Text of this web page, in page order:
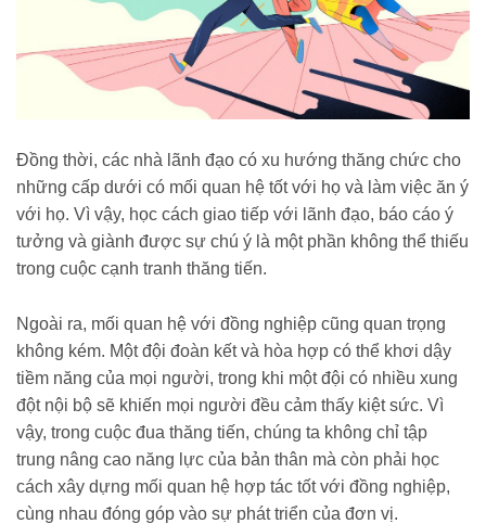
Đồng thời, các nhà lãnh đạo có xu hướng thăng chức cho
những cấp dưới có mối quan hệ tốt với họ và làm việc ăn ý
với họ. Vì vậy, học cách giao tiếp với lãnh đạo, báo cáo ý
tưởng và giành được sự chú ý là một phần không thể thiếu
trong cuộc cạnh tranh thăng tiến.
Ngoài ra, mối quan hệ với đồng nghiệp cũng quan trọng
không kém. Một đội đoàn kết và hòa hợp có thể khơi dậy
tiềm năng của mọi người, trong khi một đội có nhiều xung
đột nội bộ sẽ khiến mọi người đều cảm thấy kiệt sức. Vì
vậy, trong cuộc đua thăng tiến, chúng ta không chỉ tập
trung nâng cao năng lực của bản thân mà còn phải học
cách xây dựng mối quan hệ hợp tác tốt với đồng nghiệp,
cùng nhau đóng góp vào sự phát triển của đơn vị.